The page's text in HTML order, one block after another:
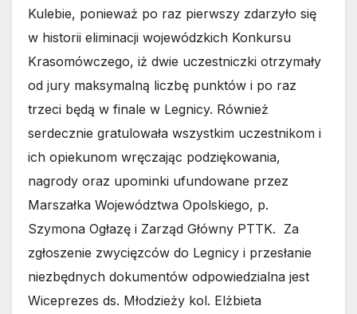
Kulebie, ponieważ po raz pierwszy zdarzyło się
w historii eliminacji wojewódzkich Konkursu
Krasomówczego, iż dwie uczestniczki otrzymały
od jury maksymalną liczbę punktów i po raz
trzeci będą w finale w Legnicy. Również
serdecznie gratulowała wszystkim uczestnikom i
ich opiekunom wręczając podziękowania,
nagrody oraz upominki ufundowane przez
Marszałka Województwa Opolskiego, p.
Szymona Ogłazę i Zarząd Główny PTTK. Za
zgłoszenie zwycięzców do Legnicy i przesłanie
niezbędnych dokumentów odpowiedzialna jest
Wiceprezes ds. Młodzieży kol. Elżbieta